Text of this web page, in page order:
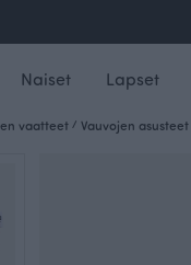
Naiset Lapset
vaatteet / Vauvojen asusteet